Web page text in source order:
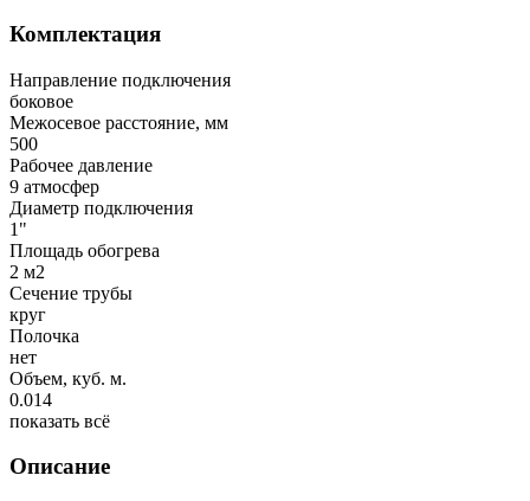
Комплектация
Направление подключения
боковое
Межосевое расстояние, мм
500
Рабочее давление
9 атмосфер
Диаметр подключения
1"
Площадь обогрева
2 м2
Сечение трубы
круг
Полочка
нет
Объем, куб. м.
0.014
показать всё
Описание